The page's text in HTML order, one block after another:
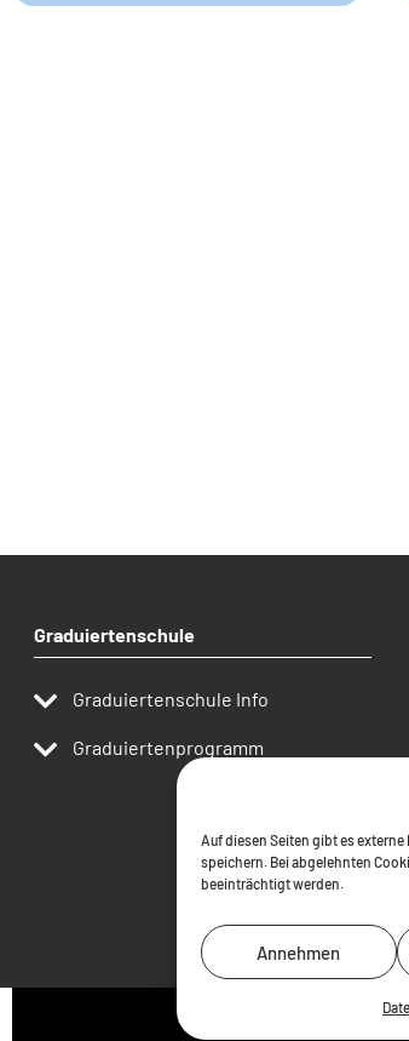
Auf diesen Seiten gibt es
speichern. Bei abgelehnten
beeinträchtigt werden.
Annehmen
Graduiertenschule
Graduiertenschule Info
Graduiertenprogramm